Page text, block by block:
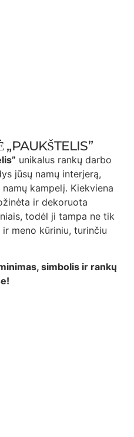
„PAUKŠTELIS”
unikalus rankų darbo
jūsų namų interjerą,
kampelį. Kiekviena
ir dekoruota
todėl ji tampa ne tik
meno kūriniu, turinčiu
simbolis ir rankų